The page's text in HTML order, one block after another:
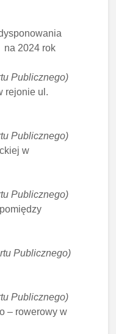
na 2024 rok
Publicznego)
rejonie ul.
Publicznego)
w
Publicznego)
Publicznego)
Publicznego)
– rowerowy w
czerwca